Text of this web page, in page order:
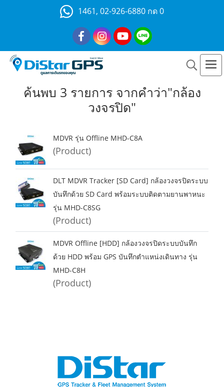
1461, 02-926-6880 กด 0
ค้นพบ 3 รายการ จากคำว่า"กล้อง
วงจรปิด"
MDVR รุ่น Offline MHD-C8A
(Product)
DLT MDVR Tracker [SD Card] กล้องวงจรปิดระบบ
บันทึกด้วย SD Card พร้อมระบบติดตามยานพาหนะ
รุ่น MHD-C8SG
(Product)
MDVR Offline [HDD] กล้องวงจรปิดระบบบันทึก
ด้วย HDD พร้อม GPS บันทึกตำแหน่งเดินทาง รุ่น
MHD-C8H
(Product)